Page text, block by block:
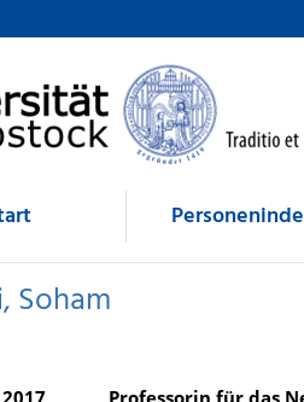
Soham
Professorin für das